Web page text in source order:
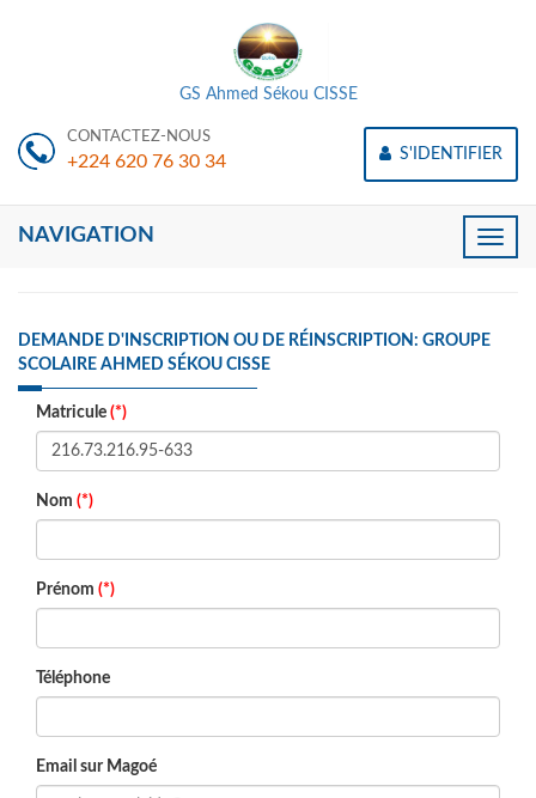
GS Ahmed Sékou CISSE
CONTACTEZ-NOUS
+224 620 76 30 34 S'IDENTIFIER
Toggle
NAVIGATION
DEMANDE D'INSCRIPTION OU DE RÉINSCRIPTION: GROUPE
SCOLAIRE AHMED SÉKOU CISSE
Matricule (*)
Nom (*)
Prénom (*)
Téléphone
Email sur Magoé